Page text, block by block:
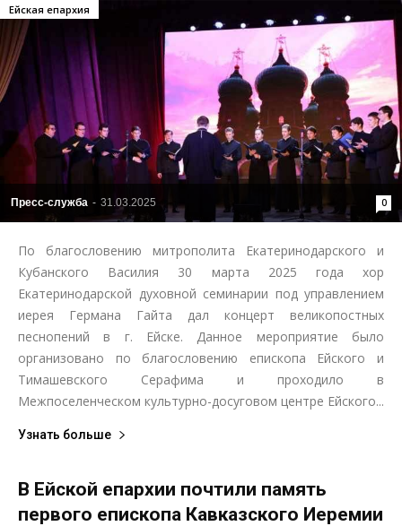
Пресс-служба - 31.03.2025 0
Ейская епархия
По благословению митрополита Екатеринодарского и
Кубанского Василия 30 марта 2025 года хор
Екатеринодарской духовной семинарии под управлением
иерея Германа Гайта дал концерт великопостных
песнопений в г. Ейске. Данное мероприятие было
организовано по благословению епископа Ейского и
Тимашевского Серафима и проходило в
Межпоселенческом культурно-досуговом центре Ейского...
Узнать больше
В Ейской епархии почтили память
первого епископа Кавказского Иеремии